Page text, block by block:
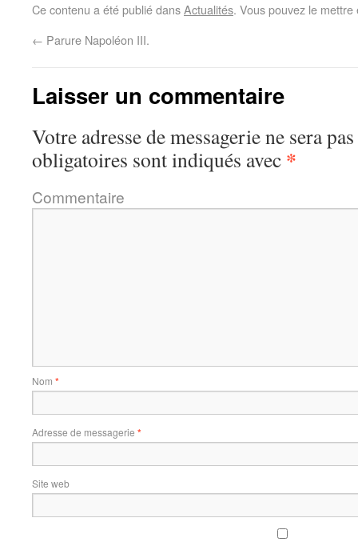
Ce contenu a été publié dansActualités. Vous pouvez le
← Parure Napoléon III.
Laisser un commentaire
Votre adresse de messagerie ne sera
obligatoires sont indiqués avec *
Commentaire
Nom *
Adresse de messagerie *
Site web